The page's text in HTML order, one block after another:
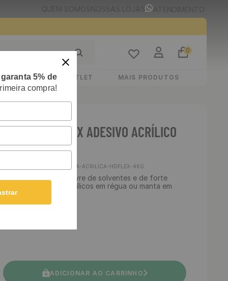
0
OUTLET MAIS PRODUTOS
VINÍLICO HDFLEX ADESIVO ACRÍLICO
COLA-ACRILICA-HDFLEX-4KG
aquosa multiuso, livre de solventes e de forte
de revestimentos vinílicos em régua ou manta em
ADICIONAR AO CARRINHO
garanta 5% de
compra!